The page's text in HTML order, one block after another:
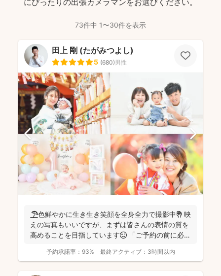
73件中 1〜30件を表示
田上 剛 (たがみつよし)
5 (680)男性
🏖️色鮮やかに生き生き笑顔を全身全力で撮影中✊ 映
えの写真もいいですが、まずは皆さんの表情の質を
高めることを目指しています😊 「ご予約の前に必ず
予約承諾率： 93% 最終アクティブ： 3時間以内